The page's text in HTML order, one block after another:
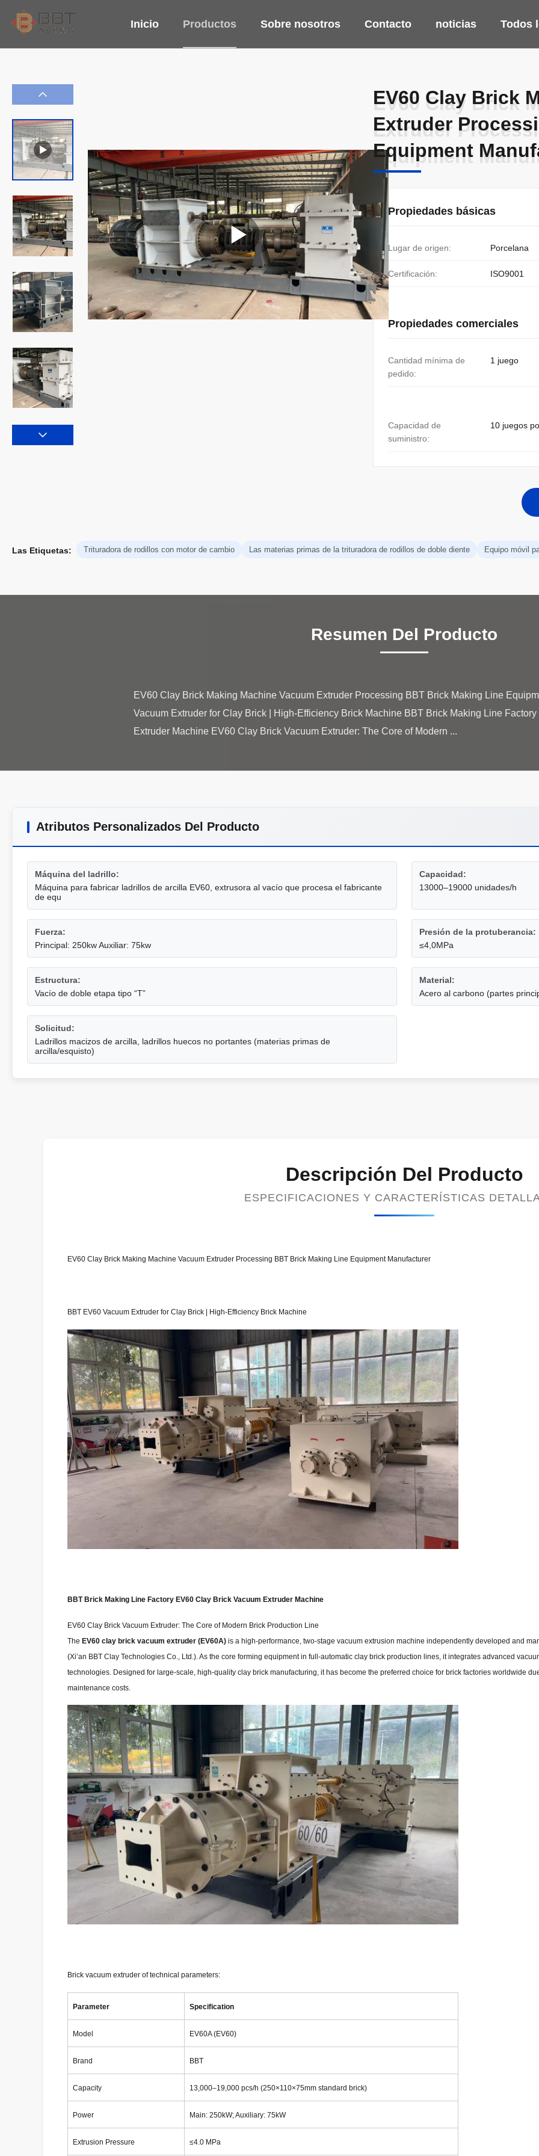
Inicio Productos Sobre nosotros Contacto noticias Todos
EV60 Clay Brick
Extruder
Equipment
EV60 Clay Brick
Extruder
Equipment
Propiedades básicas
Lugar de origen: Porcelana
Certificación: ISO9001
Propiedades comerciales
Cantidad mínima de
pedido:
1 juego
Capacidad de
suministro:
10 juegos
Las Etiquetas: Trituradora de rodillos con motor de cambio Las materias primas de la trituradora de rodillos de doble diente Equipo móvil
Resumen Del Producto
EV60 Clay Brick Making Machine Vacuum Extruder Processing BBT Brick Making Line
Vacuum Extruder for Clay Brick | High-Efficiency Brick Machine BBT Brick Making Line
Atributos Personalizados Del Producto
Máquina del ladrillo:
Máquina para fabricar ladrillos de arcilla EV60, extrusora al vacío que procesa el fabricante
de equ
Capacidad:
13000–19000 unidades/h
Fuerza:
Principal: 250kw Auxiliar: 75kw
Presión de la protuberancia:
≤4,0MPa
Estructura:
Vacío de doble etapa tipo “T”
Material:
Acero al carbono (partes
Solicitud:
Ladrillos macizos de arcilla, ladrillos huecos no portantes (materias primas de
arcilla/esquisto)
Descripción Del Producto
ESPECIFICACIONES Y CARACTERÍSTICAS
EV60 Clay Brick Making Machine Vacuum Extruder Processing BBT Brick Making Line Equipment Manufacturer
BBT EV60 Vacuum Extruder for Clay Brick | High-Efficiency Brick Machine
BBT Brick Making Line Factory EV60 Clay Brick Vacuum Extruder Machine
EV60 Clay Brick Vacuum Extruder: The Core of Modern Brick Production Line
The EV60 clay brick vacuum extruder (EV60A) is a high-performance, two-stage vacuum extrusion machine independently developed and
(Xi’an BBT Clay Technologies Co., Ltd.). As the core forming equipment in full-automatic clay brick production lines, it integrates advanced
technologies. Designed for large-scale, high-quality clay brick manufacturing, it has become the preferred choice for brick factories worldwide
maintenance costs.
Brick vacuum extruder of technical parameters:
Parameter Specification
Model EV60A (EV60)
Brand BBT
Capacity 13,000–19,000 pcs/h (250×110×75mm standard brick)
Power Main: 250kW; Auxiliary: 75kW
Extrusion Pressure ≤4.0 MPa